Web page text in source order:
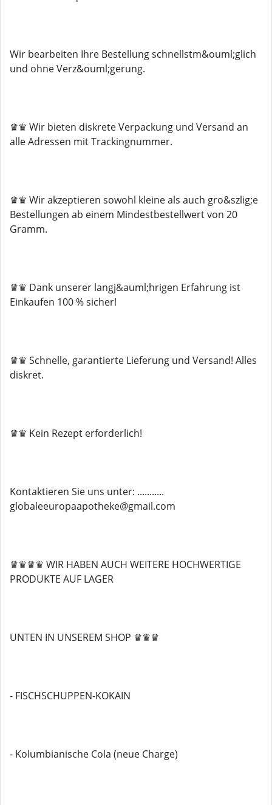
Wir bearbeiten Ihre Bestellung schnellstm&ouml;glich
und ohne Verz&ouml;gerung.
♛♛ Wir bieten diskrete Verpackung und Versand an
alle Adressen mit Trackingnummer.
♛♛ Wir akzeptieren sowohl kleine als auch gro&szlig;e
Bestellungen ab einem Mindestbestellwert von 20
Gramm.
♛♛ Dank unserer langj&auml;hrigen Erfahrung ist
Einkaufen 100 % sicher!
♛♛ Schnelle, garantierte Lieferung und Versand! Alles
diskret.
♛♛ Kein Rezept erforderlich!
Kontaktieren Sie uns unter: ...........
globaleeuropaapotheke@gmail.com
♛♛♛♛ WIR HABEN AUCH WEITERE HOCHWERTIGE
PRODUKTE AUF LAGER
UNTEN IN UNSEREM SHOP ♛♛♛
- FISCHSCHUPPEN-KOKAIN
- Kolumbianische Cola (neue Charge)